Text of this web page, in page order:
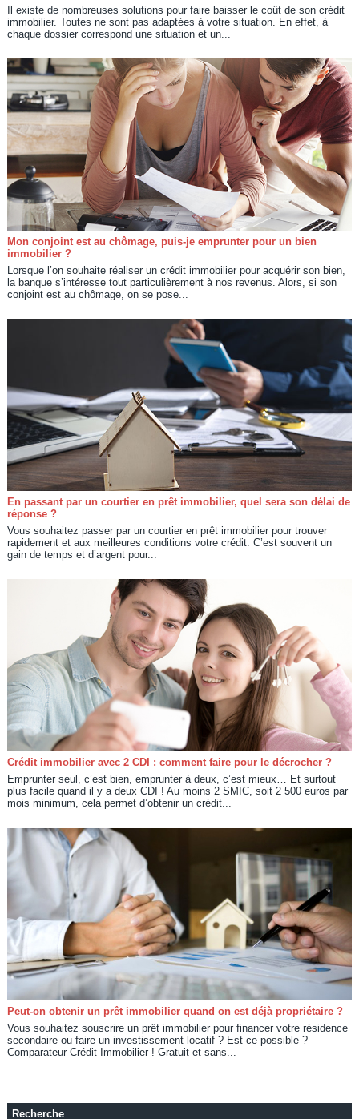
Il existe de nombreuses solutions pour faire baisser le coût de son crédit
immobilier. Toutes ne sont pas adaptées à votre situation. En effet, à
chaque dossier correspond une situation et un...
Mon conjoint est au chômage, puis-je emprunter pour un bien
immobilier ?
Lorsque l’on souhaite réaliser un crédit immobilier pour acquérir son bien,
la banque s’intéresse tout particulièrement à nos revenus. Alors, si son
conjoint est au chômage, on se pose...
En passant par un courtier en prêt immobilier, quel sera son délai de
réponse ?
Vous souhaitez passer par un courtier en prêt immobilier pour trouver
rapidement et aux meilleures conditions votre crédit. C’est souvent un
gain de temps et d’argent pour...
Crédit immobilier avec 2 CDI : comment faire pour le décrocher ?
Emprunter seul, c’est bien, emprunter à deux, c’est mieux… Et surtout
plus facile quand il y a deux CDI ! Au moins 2 SMIC, soit 2 500 euros par
mois minimum, cela permet d’obtenir un crédit...
Peut-on obtenir un prêt immobilier quand on est déjà propriétaire ?
Vous souhaitez souscrire un prêt immobilier pour financer votre résidence
secondaire ou faire un investissement locatif ? Est-ce possible ?
Comparateur Crédit Immobilier ! Gratuit et sans...
Recherche